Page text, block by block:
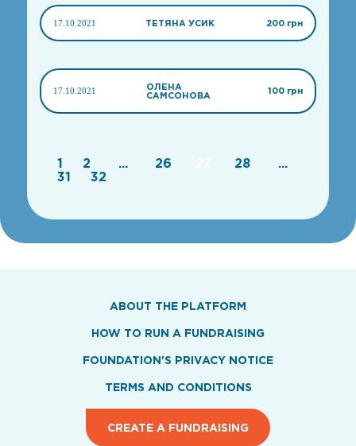
17.10.2021 ТЕТЯНА УСИК 200 грн
17.10.2021
ОЛЕНА
САМСОНОВА
100 грн
1 2 ... 26 28
...
31
32
ABOUT THE PLATFORM
HOW TO RUN A FUNDRAISING
FOUNDATION'S PRIVACY NOTICE
TERMS AND CONDITIONS
CREATE A FUNDRAISING